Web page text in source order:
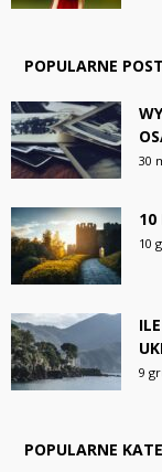
POPULARNE
30
10
10
9
POPULARNE